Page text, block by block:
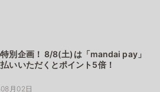
別企画！ 8/8(土)は「mandai pay」
いいただくとポイント5倍！
月02日